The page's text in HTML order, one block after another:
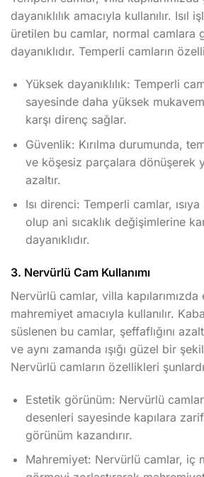
dayanıklılık amacıyla kullanılır. Isıl
üretilen bu camlar, normal camlara
dayanıklıdır. Temperli camların
Yüksek dayanıklılık: Temperli
sayesinde daha yüksek
karşı direnç sağlar.
Güvenlik: Kırılma durumunda,
ve köşesiz parçalara dönüşerek
azaltır.
Isı direnci: Temperli camlar,
olup ani sıcaklık değişimlerine
dayanıklıdır.
3. Nervürlü Cam Kullanımı
Nervürlü camlar, villa
mahremiyet amacıyla kullanılır.
süslenen bu camlar, şeffaflığını
ve aynı zamanda ışığı güzel bir
Nervürlü camların özellikleri
Estetik görünüm: Nervürlü
desenleri sayesinde kapılara
görünüm kazandırır.
Mahremiyet: Nervürlü camlar, iç